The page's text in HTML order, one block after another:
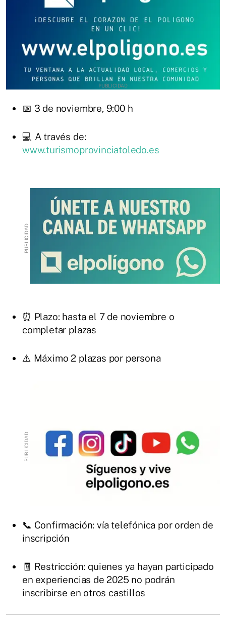
📅 3 de noviembre, 9:00 h
💻 A través de:
www.turismoprovinciatoledo.es
⏰ Plazo: hasta el 7 de noviembre o
completar plazas
⚠️ Máximo 2 plazas por persona
📞 Confirmación: vía telefónica por orden de
inscripción
🧾 Restricción: quienes ya hayan participado
en experiencias de 2025 no podrán
inscribirse en otros castillos